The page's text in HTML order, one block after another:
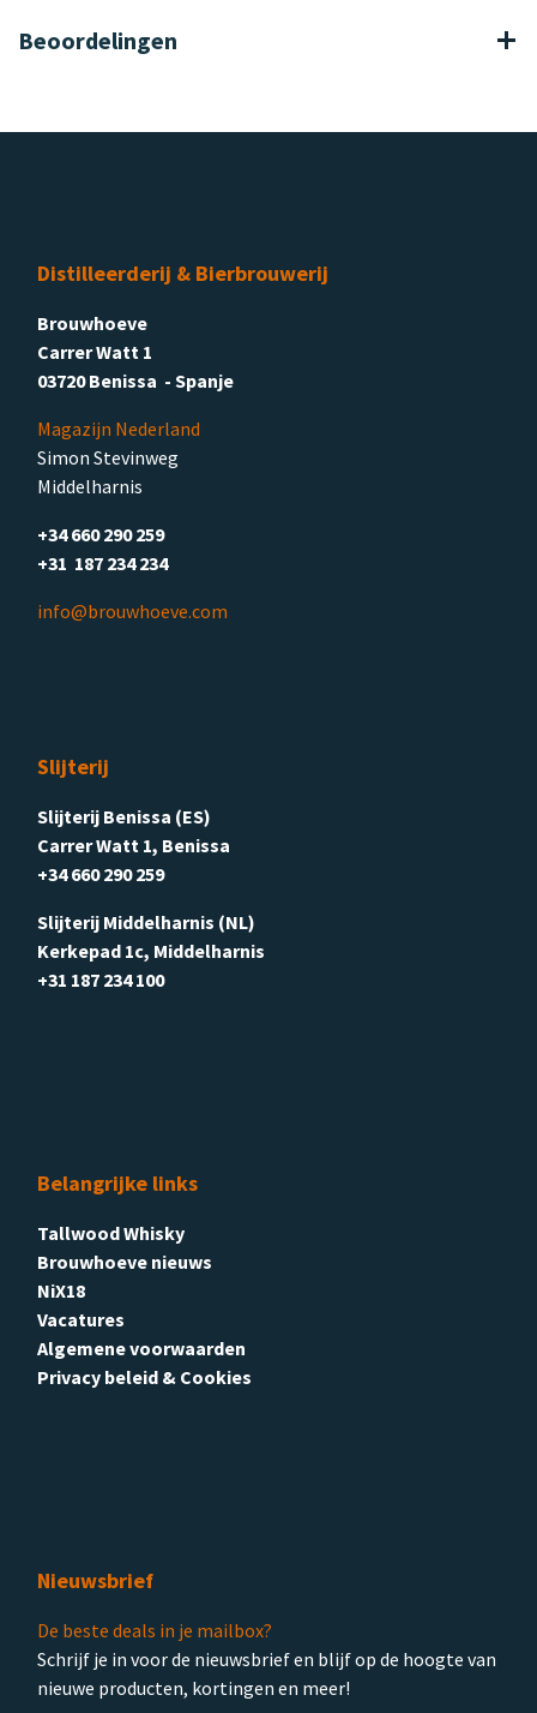
Beoordelingen
Distilleerderij & Bierbrouwerij
Brouwhoeve
Carrer Watt 1
03720 Benissa - Spanje
Magazijn Nederland
Simon Stevinweg
Middelharnis
+34 660 290 259
+31 187 234 234
info@brouwhoeve.com
Slijterij
Slijterij Benissa (ES)
Carrer Watt 1, Benissa
+34 660 290 259
Slijterij Middelharnis (NL)
Kerkepad 1c, Middelharnis
+31 187 234 100
Belangrijke links
Tallwood Whisky
Brouwhoeve nieuws
NiX18
Vacatures
Algemene voorwaarden
Privacy beleid & Cookies
Nieuwsbrief
De beste deals in je mailbox?
Schrijf je in voor de nieuwsbrief en blijf op de hoogte van
nieuwe producten, kortingen en meer!